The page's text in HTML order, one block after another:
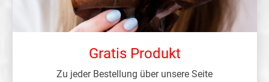
Gratis Produkt
Zu jeder Bestellung über unsere Seite